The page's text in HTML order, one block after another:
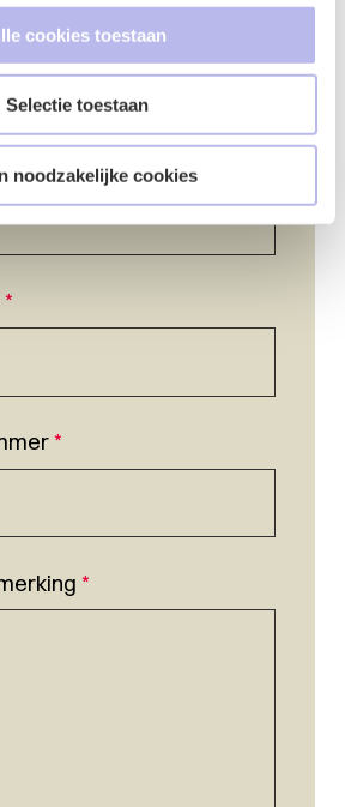
cookies toestaan
Selectie toestaan
noodzakelijke cookies
*
*
*